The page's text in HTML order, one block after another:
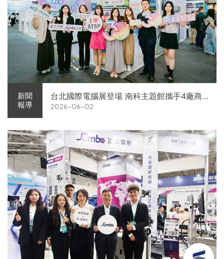
新聞
報導
台北國際電腦展登場 南科主題館攜手4廠商
展現AI供應鏈實力
2026-06-02